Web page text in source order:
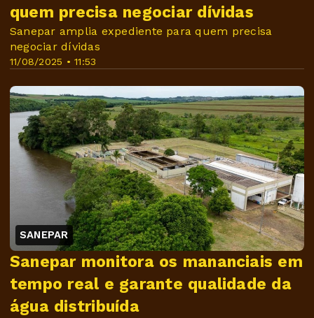
11/08/2025 • 11:53
quem precisa negociar dívidas
Sanepar amplia expediente para quem precisa
negociar dívidas
SANEPAR
Sanepar monitora os mananciais em
tempo real e garante qualidade da
água distribuída